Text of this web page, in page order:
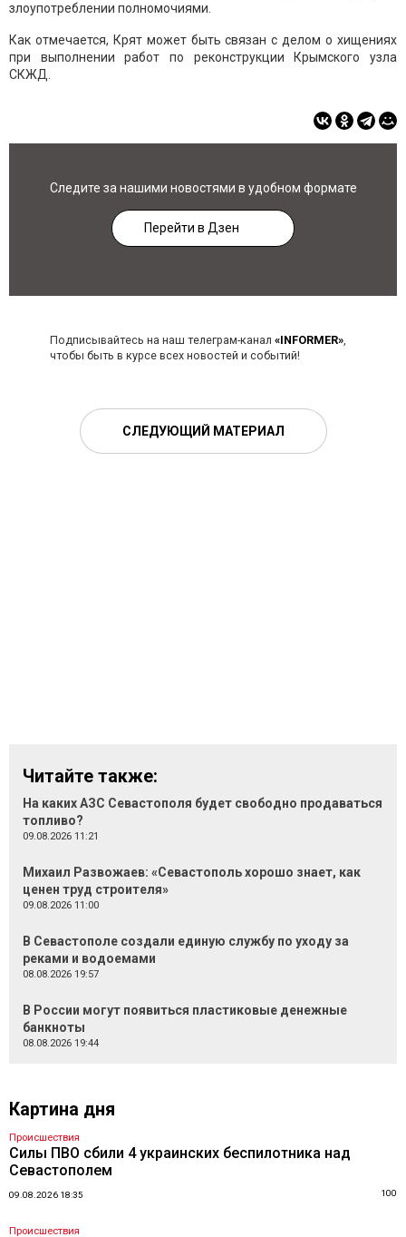
злоупотреблении полномочиями.
Как отмечается, Крят может быть связан с делом о хищениях
при выполнении работ по реконструкции Крымского узла
СКЖД.
Следите за нашими новостями в удобном формате
Перейти в Дзен
Подписывайтесь на наш телеграм-канал «INFORMER»,
чтобы быть в курсе всех новостей и событий!
СЛЕДУЮЩИЙ МАТЕРИАЛ
Читайте также:
На каких АЗС Севастополя будет свободно продаваться
топливо?
09.08.2026 11:21
Михаил Развожаев: «Севастополь хорошо знает, как
ценен труд строителя»
09.08.2026 11:00
В Севастополе создали единую службу по уходу за
реками и водоемами
08.08.2026 19:57
В России могут появиться пластиковые денежные
банкноты
08.08.2026 19:44
Картина дня
Происшествия
Силы ПВО сбили 4 украинских беспилотника над
Севастополем
09.08.2026 18:35 100
Происшествия